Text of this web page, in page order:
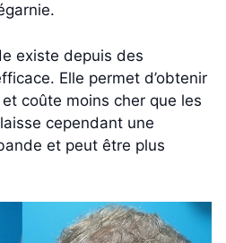
existe depuis des
Elle permet d’obtenir
coûte moins cher que les
cependant une
et peut être plus